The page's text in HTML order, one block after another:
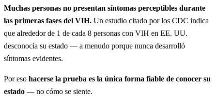
Muchas personas no presentan síntomas perceptibles durante
las primeras fases del VIH. Un estudio citado por los CDC indica
que alrededor de 1 de cada 8 personas con VIH en EE. UU.
desconocía su estado — a menudo porque nunca desarrolló
síntomas evidentes.
Por eso hacerse la prueba es la única forma fiable de conocer su
estado — no cómo se siente.